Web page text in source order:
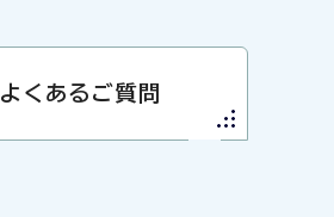
よくあるご質問